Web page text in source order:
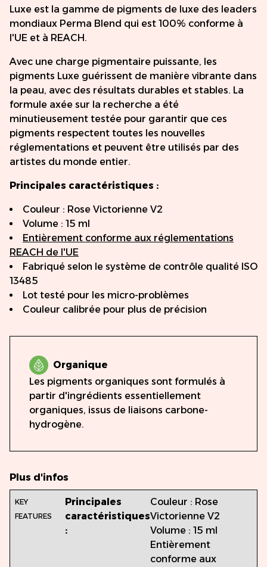
Luxe est la gamme de pigments de luxe des leaders
mondiaux Perma Blend qui est 100% conforme à
l'UE et à REACH.
Avec une charge pigmentaire puissante, les
pigments Luxe guérissent de manière vibrante dans
la peau, avec des résultats durables et stables. La
formule axée sur la recherche a été
minutieusement testée pour garantir que ces
pigments respectent toutes les nouvelles
réglementations et peuvent être utilisés par des
artistes du monde entier.
Principales caractéristiques :
Couleur : Rose Victorienne V2
Volume : 15 ml
Entièrement conforme aux réglementations
REACH de l'UE
Fabriqué selon le système de contrôle qualité ISO
13485
Lot testé pour les micro-problèmes
Couleur calibrée pour plus de précision
Organique
Les pigments organiques sont formulés à
partir d'ingrédients essentiellement
organiques, issus de liaisons carbone-
hydrogène.
Plus d'infos
Principales
caractéristiques
:
Couleur : Rose
Victorienne V2
Volume : 15 ml
Entièrement
conforme aux